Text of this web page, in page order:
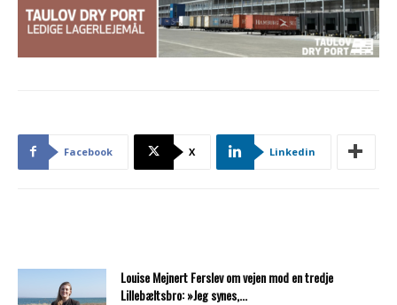
Facebook X Linkedin
Louise Mejnert Ferslev om vejen mod en tredje
Lillebæltsbro: »Jeg synes,...